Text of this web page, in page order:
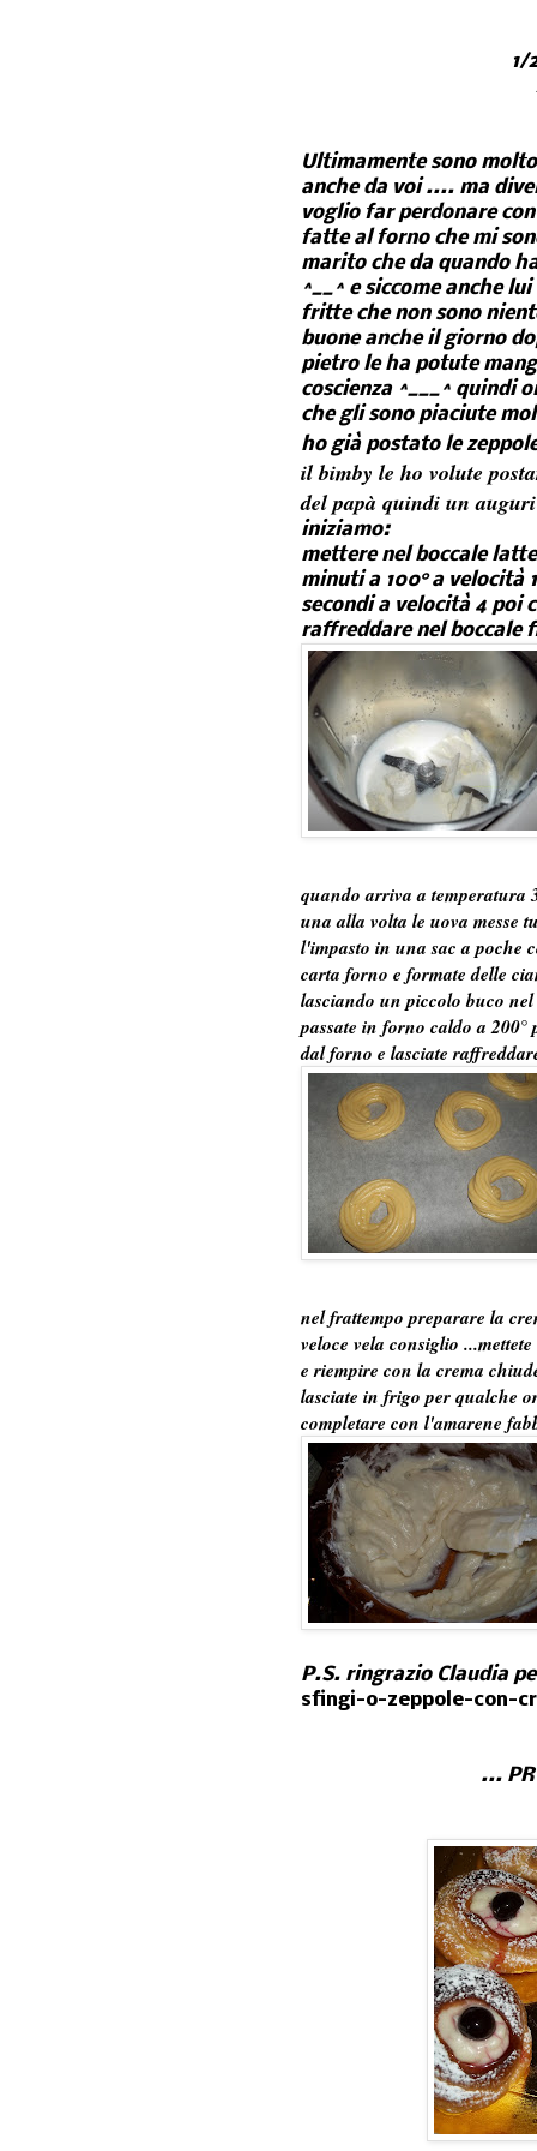
1/
Ultimamente sono
anche da voi .... ma
voglio far perdonare
fatte al forno che mi
marito che da quando
^__^ e siccome anche
fritte che non sono
buone anche il giorno
pietro le ha potute
coscienza ^___^ quindi
che gli sono piaciute
ho già postato le
il bimby le ho volute
del papà quindi un
iniziamo:
mettere nel boccale
minuti a 100° a velocità
secondi a velocità 4 poi
raffreddare nel boccale
quando arriva a temperatura
una alla volta le uova messe
l'impasto in una sac a poche
carta forno e formate delle
lasciando un piccolo buco
passate in forno caldo a
dal forno e lasciate
nel frattempo preparare la
veloce vela consiglio
e riempire con la crema
lasciate in frigo per qualche
completare con l'amarene
P.S. ringrazio Claudia
sfingi-o-zeppole-con-
...